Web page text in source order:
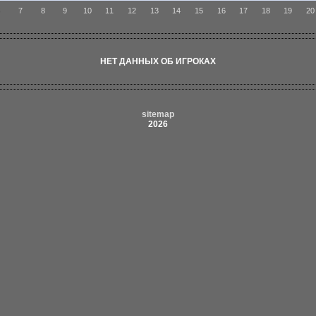
7 8 9 10 11 12 13 14 15 16 17 18 19 20
НЕТ ДАННЫХ ОБ ИГРОКАХ
sitemap
2026